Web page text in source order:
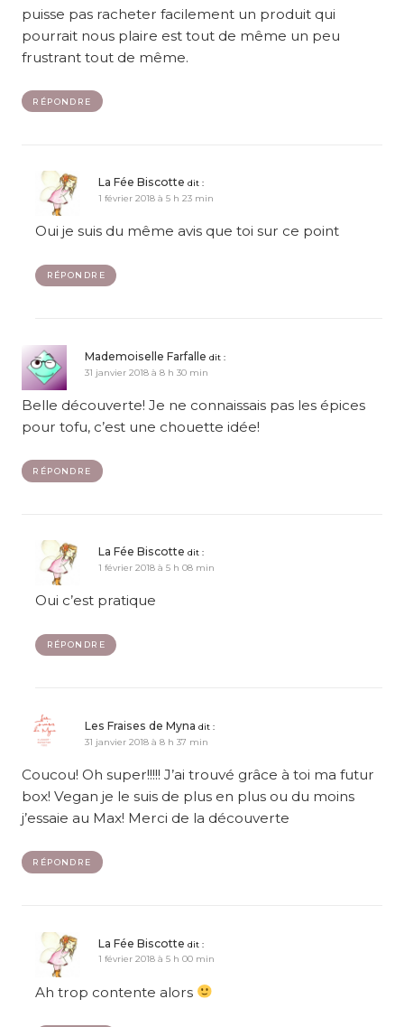
puisse pas racheter facilement un produit qui
pourrait nous plaire est tout de même un peu
frustrant tout de même.
RÉPONDRE
La Fée Biscotte dit :
1 février 2018 à 5 h 23 min
Oui je suis du même avis que toi sur ce point
RÉPONDRE
Mademoiselle Farfalle dit :
31 janvier 2018 à 8 h 30 min
Belle découverte! Je ne connaissais pas les épices
pour tofu, c’est une chouette idée!
RÉPONDRE
La Fée Biscotte dit :
1 février 2018 à 5 h 08 min
Oui c’est pratique
RÉPONDRE
Les Fraises de Myna dit :
31 janvier 2018 à 8 h 37 min
Coucou! Oh super!!!!! J’ai trouvé grâce à toi ma futur
box! Vegan je le suis de plus en plus ou du moins
j’essaie au Max! Merci de la découverte
RÉPONDRE
La Fée Biscotte dit :
1 février 2018 à 5 h 00 min
Ah trop contente alors